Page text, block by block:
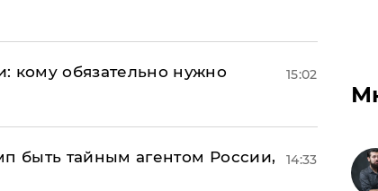
кому обязательно нужно
15:02
быть тайным агентом России,
14:33